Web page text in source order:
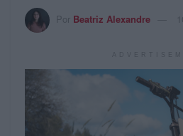
Por Beatriz Alexandre